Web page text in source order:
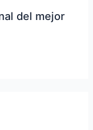
del mejor